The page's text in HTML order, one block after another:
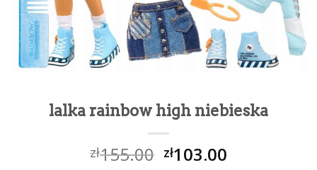
lalka rainbow high niebieska
zł155.00 zł103.00